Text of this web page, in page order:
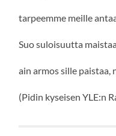
tarpeemme meille
Suo suloisuutta
ain armos sille paistaa,
(Pidin kyseisen YLE:n